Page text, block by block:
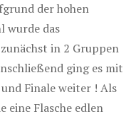
der hohen
wurde das
in 2 Gruppen
ging es mit
Finale weiter ! Als
eine Flasche edlen